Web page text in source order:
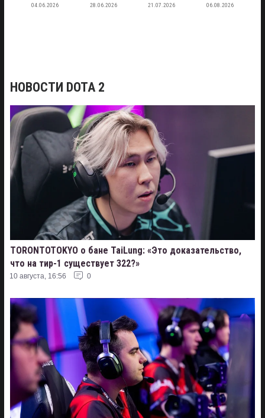
04.06.2026 28.06.2026 21.07.2026 06.08.2026
НОВОСТИ DOTA 2
TORONTOTOKYO о бане TaiLung: «Это доказательство,
что на тир-1 существует 322?»
10 августа, 16:56 0